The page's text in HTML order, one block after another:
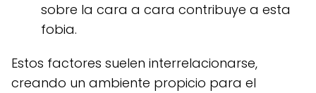
sobre la cara a cara contribuye a esta
fobia.
Estos factores suelen interrelacionarse,
creando un ambiente propicio para el